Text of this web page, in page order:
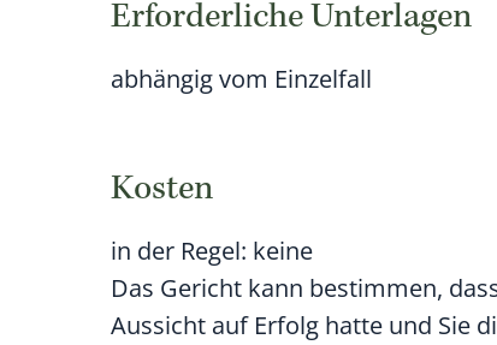
Erforderliche Unterlagen
abhängig vom Einzelfall
Kosten
in der Regel: keine
Das Gericht kann bestimmen,
Aussicht auf Erfolg hatte und Sie